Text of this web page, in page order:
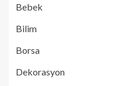
Bebek
Bilim
Borsa
Dekorasyon